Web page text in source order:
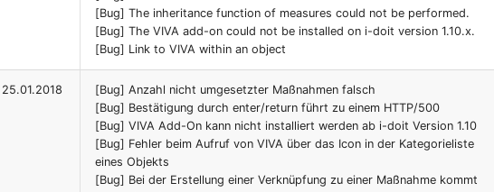
[Bug] The inheritance function of measures could not be performed.
[Bug] The VIVA add-on could not be installed on i-doit version 1.10.x.
[Bug] Link to VIVA within an object
25.01.2018
[Bug] Anzahl nicht umgesetzter Maßnahmen falsch
[Bug] Bestätigung durch enter/return führt zu einem HTTP/500
[Bug] VIVA Add-On kann nicht installiert werden ab i-doit Version 1.10
[Bug] Fehler beim Aufruf von VIVA über das Icon in der Kategorieliste
eines Objekts
[Bug] Bei der Erstellung einer Verknüpfung zu einer Maßnahme kommt